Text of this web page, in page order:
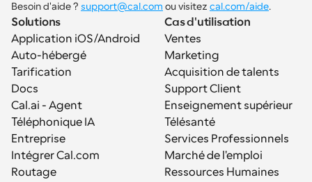
Besoin d'aide ? support@cal.com ou visitez cal.com/aide.
Solutions
Application iOS/Android
Auto-hébergé
Tarification
Docs
Cal.ai - Agent
Téléphonique IA
Entreprise
Intégrer Cal.com
Routage
Cas d'utilisation
Ventes
Marketing
Acquisition de talents
Support Client
Enseignement supérieur
Télésanté
Services Professionnels
Marché de l'emploi
Ressources Humaines